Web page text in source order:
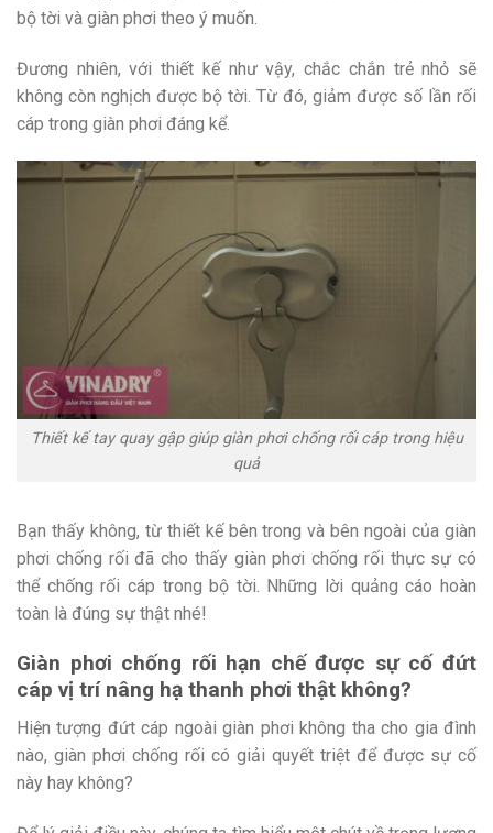
bộ tời và giàn phơi theo ý muốn.
Đương nhiên, với thiết kế như vậy, chắc chắn trẻ nhỏ sẽ
không còn nghịch được bộ tời. Từ đó, giảm được số lần rối
cáp trong giàn phơi đáng kể.
Thiết kế tay quay gập giúp giàn phơi chống rối cáp trong hiệu
quả
Bạn thấy không, từ thiết kế bên trong và bên ngoài của giàn
phơi chống rối đã cho thấy giàn phơi chống rối thực sự có
thể chống rối cáp trong bộ tời. Những lời quảng cáo hoàn
toàn là đúng sự thật nhé!
Giàn phơi chống rối hạn chế được sự cố đứt
cáp vị trí nâng hạ thanh phơi thật không?
Hiện tượng đứt cáp ngoài giàn phơi không tha cho gia đình
nào, giàn phơi chống rối có giải quyết triệt để được sự cố
này hay không?